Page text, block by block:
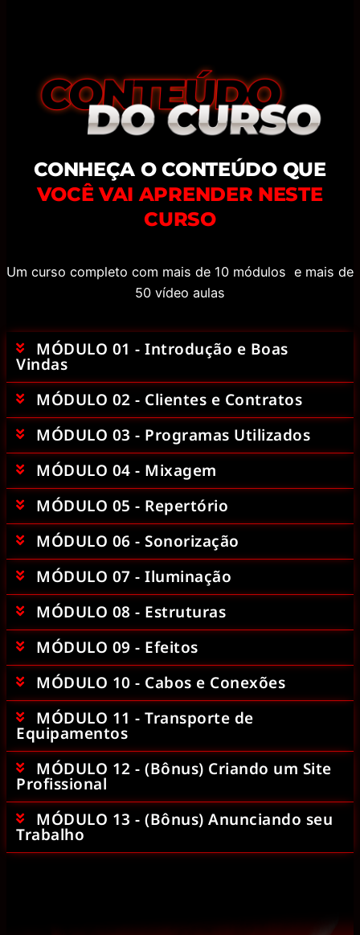
CONHEÇA O CONTEÚDO QUE
VOCÊ VAI APRENDER NESTE
CURSO
Um curso completo com mais de 10 módulos e mais de
50 vídeo aulas
MÓDULO 01 - Introdução e Boas
Vindas
MÓDULO 02 - Clientes e Contratos
MÓDULO 03 - Programas Utilizados
MÓDULO 04 - Mixagem
MÓDULO 05 - Repertório
MÓDULO 06 - Sonorização
MÓDULO 07 - Iluminação
MÓDULO 08 - Estruturas
MÓDULO 09 - Efeitos
MÓDULO 10 - Cabos e Conexões
MÓDULO 11 - Transporte de
Equipamentos
MÓDULO 12 - (Bônus) Criando um Site
Profissional
MÓDULO 13 - (Bônus) Anunciando seu
Trabalho